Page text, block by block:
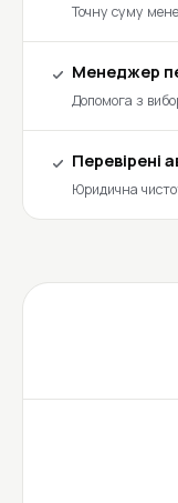
Точну суму
Менеджер
Допомога з
Перевірені
Юридична